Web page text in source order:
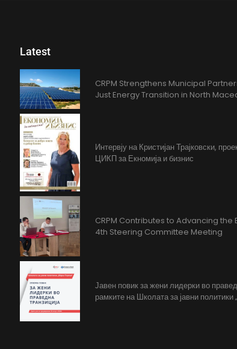
Latest
CRPM Strengthens Municipal
Just Energy Transition in North
Интервју на Кристијан Трајковски,
ЦИКП за Екномија и бизнис
CRPM Contributes to Advancing the
4th Steering Committee Meeting
Јавен повик за жени лидерки во
рамките на Школата за јавни политики